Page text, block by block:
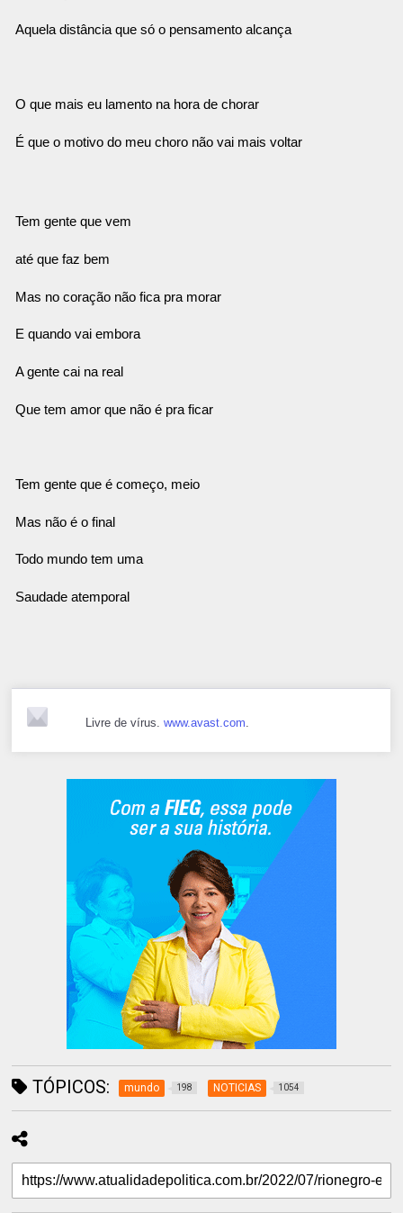
Aquela distância que só o pensamento alcança
O que mais eu lamento na hora de chorar
É que o motivo do meu choro não vai mais voltar
Tem gente que vem
até que faz bem
Mas no coração não fica pra morar
E quando vai embora
A gente cai na real
Que tem amor que não é pra ficar
Tem gente que é começo, meio
Mas não é o final
Todo mundo tem uma
Saudade atemporal
Livre de vírus.www.avast.com.
TÓPICOS: mundo 198 NOTICIAS 1054